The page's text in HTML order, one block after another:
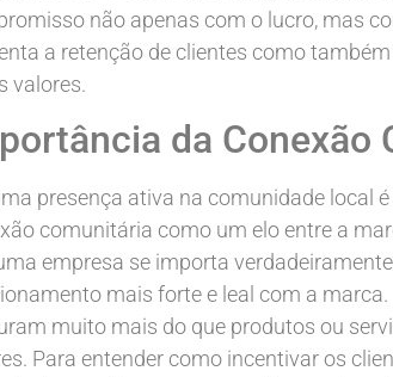
não apenas com o lucro, mas
a retenção de clientes como
valores.
da Conexão
presença ativa na comunidade local
comunitária como um elo entre a
empresa se importa
mais forte e leal com a
muito mais do que produtos ou
Para entender como incentivar os